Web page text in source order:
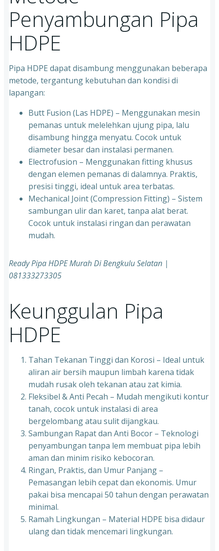
Penyambungan Pipa
HDPE
Pipa HDPE dapat disambung menggunakan beberapa
metode, tergantung kebutuhan dan kondisi di
lapangan:
Butt Fusion (Las HDPE) – Menggunakan mesin
pemanas untuk melelehkan ujung pipa, lalu
disambung hingga menyatu. Cocok untuk
diameter besar dan instalasi permanen.
Electrofusion – Menggunakan fitting khusus
dengan elemen pemanas di dalamnya. Praktis,
presisi tinggi, ideal untuk area terbatas.
Mechanical Joint (Compression Fitting) – Sistem
sambungan ulir dan karet, tanpa alat berat.
Cocok untuk instalasi ringan dan perawatan
mudah.
Ready Pipa HDPE Murah Di Bengkulu Selatan |
081333273305
Keunggulan Pipa
HDPE
Tahan Tekanan Tinggi dan Korosi – Ideal untuk
aliran air bersih maupun limbah karena tidak
mudah rusak oleh tekanan atau zat kimia.
Fleksibel & Anti Pecah – Mudah mengikuti kontur
tanah, cocok untuk instalasi di area
bergelombang atau sulit dijangkau.
Sambungan Rapat dan Anti Bocor – Teknologi
penyambungan tanpa lem membuat pipa lebih
aman dan minim risiko kebocoran.
Ringan, Praktis, dan Umur Panjang –
Pemasangan lebih cepat dan ekonomis. Umur
pakai bisa mencapai 50 tahun dengan perawatan
minimal.
Ramah Lingkungan – Material HDPE bisa didaur
ulang dan tidak mencemari lingkungan.